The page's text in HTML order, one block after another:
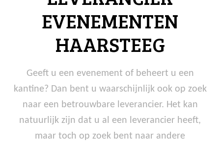
EVENEMENTEN
HAARSTEEG
Geeft u een evenement of beheert u een
kantine? Dan bent u waarschijnlijk ook op zoek
naar een betrouwbare leverancier. Het kan
natuurlijk zijn dat u al een leverancier heeft,
maar toch op zoek bent naar andere